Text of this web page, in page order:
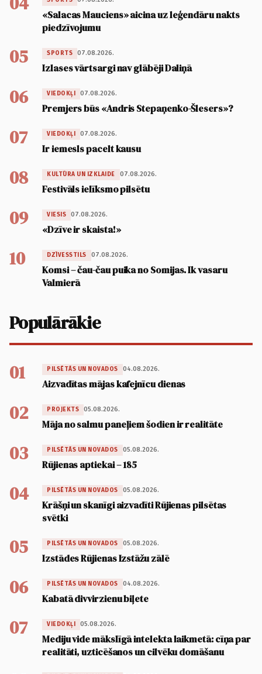
«Salacas Mauciens» aicina uz leģendāru nakts
piedzīvojumu
05 SPORTS 07.08.2026.
Izlases vārtsargi nav glābēji Daliņā
06 VIEDOKĻI 07.08.2026.
Premjers būs «Andris Stepaņenko-Šlesers»?
07 VIEDOKĻI 07.08.2026.
Ir iemesls pacelt kausu
08 KULTŪRA UN IZKLAIDE 07.08.2026.
Festivāls ielīksmo pilsētu
09 VIESIS 07.08.2026.
«Dzīve ir skaista!»
10 DZĪVESSTILS 07.08.2026.
Komsi – čau-čau puika no Somijas. Ik vasaru
Valmierā
Populārākie
01 PILSĒTĀS UN NOVADOS 04.08.2026.
Aizvadītas mājas kafejnīcu dienas
02 PROJEKTS 05.08.2026.
Māja no salmu paneļiem šodien ir realitāte
03 PILSĒTĀS UN NOVADOS 05.08.2026.
Rūjienas aptiekai – 185
04 PILSĒTĀS UN NOVADOS 05.08.2026.
Krāšņi un skanīgi aizvadīti Rūjienas pilsētas
svētki
05 PILSĒTĀS UN NOVADOS 05.08.2026.
Izstādes Rūjienas Izstāžu zālē
06 PILSĒTĀS UN NOVADOS 04.08.2026.
Kabatā divvirzienu biļete
07 VIEDOKĻI 05.08.2026.
Mediju vide mākslīgā intelekta laikmetā: cīņa par
realitāti, uzticēšanos un cilvēku domāšanu